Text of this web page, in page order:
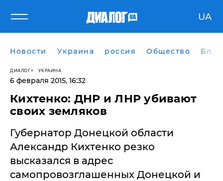
UA
Новости Украина россия Общество
ДИАЛОГ УКРАИНА
6 февраля 2015, 16:32
Кихтенко: ДНР и ЛНР убивают
своих земляков
Губернатор Донецкой области
Александр Кихтенко резко
высказался в адрес
самопровозглашенных Донецкой и